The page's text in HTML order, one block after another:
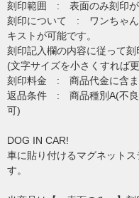
刻印範囲 : 表面のみ刻印
刻印について : ワンちゃん
キストが可能です。
刻印記入欄の内容に従って刻
(文字サイズを小さくすれば
刻印料金 : 商品代金に含ま
返品条件 : 商品種別A(不良
可)
DOG IN CAR!
車に貼り付けるマグネット
す。